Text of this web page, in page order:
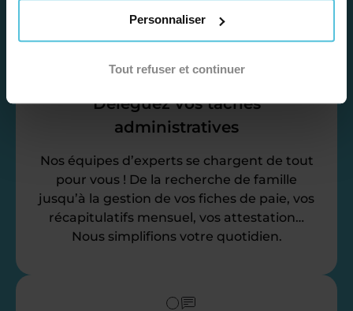
Personnaliser
Tout refuser et continuer
Déléguez vos tâches
administratives
Nos équipes d’experts se chargent de tout
pour vous ! De la recherche de famille
jusqu’à la gestion de vos fiches de paie, vos
récapitulatifs mensuel, vos attestation…
Nous simplifions votre quotidien.